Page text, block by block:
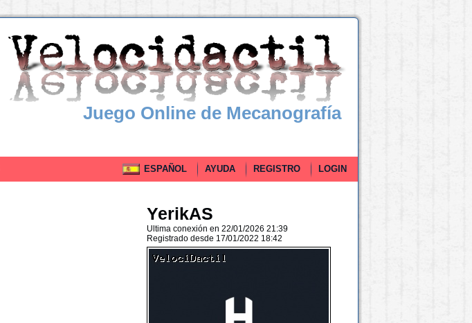
Juego Online de Mecanografía
ESPAÑOL AYUDA REGISTRO LOGIN
YerikAS
Ultima conexión en 22/01/2026 21:39
Registrado desde 17/01/2022 18:42